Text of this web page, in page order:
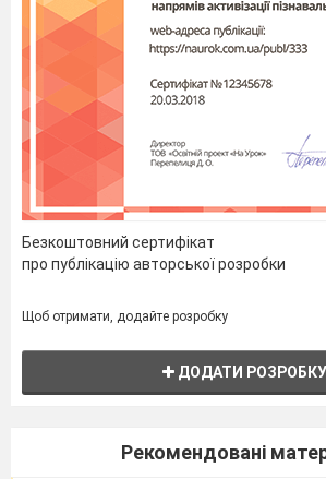
Хід уроку
1. Вчитель:
Світ, що
світ геометрії. Тому
Безкоштовний сертифікат
про публікацію авторської розробки
Щоб отримати, додайте розробку
ДОДАТИ РОЗРОБКУ
Рекомендовані